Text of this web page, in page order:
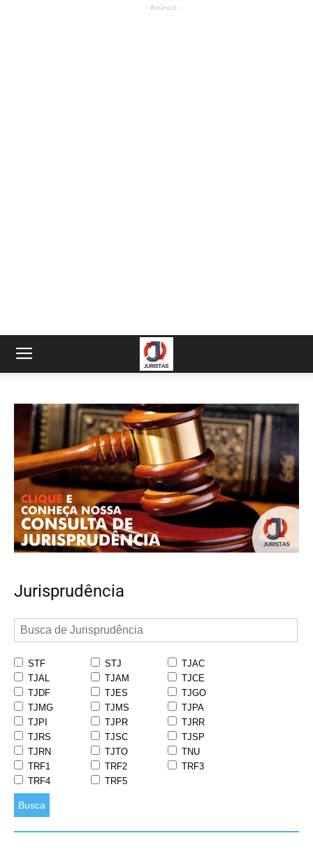
- Anúncio -
Jurisprudência
STF STJ
TJAC
TJAL
TJAM
TJCE
TJDF
TJES
TJGO
TJMG
TJMS
TJPA
TJPI
TJPR
TJRR
TJRS
TJSC
TJSP
TJRN
TJTO
TNU
TRF1
TRF2
TRF3
TRF4
TRF5
Busca